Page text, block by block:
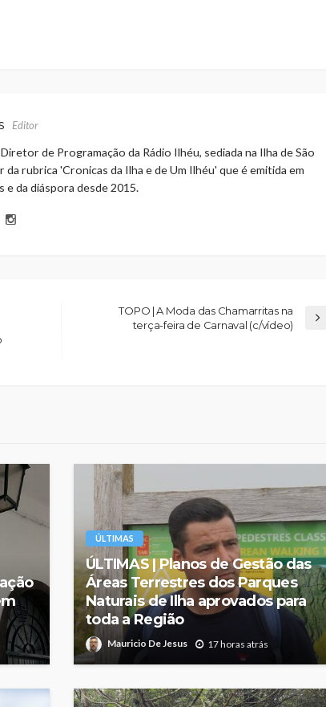
Editor
de Programação da Rádio Ilhéu, sediada na Ilha de São
da rubrica 'Cronicas da Ilha e de Um Ilhéu' que é emitida em
e da diáspora desde 2015.
TOPO | A Moda das Chamarritas na
terça-feira de Carnaval (c/vídeo)
ÚLTIMAS
ÚLTIMAS | Planos de Gestão das
Áreas Terrestres dos Parques
Naturais de Ilha aprovados para
toda a Região
Mauricio De Jesus 17 horas atrás